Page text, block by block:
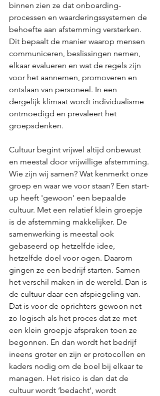
binnen zien ze dat onboarding-
processen en waarderingssystemen de
behoefte aan afstemming versterken.
Dit bepaalt de manier waarop mensen
communiceren, beslissingen nemen,
elkaar evalueren en wat de regels zijn
voor het aannemen, promoveren en
ontslaan van personeel. In een
dergelijk klimaat wordt individualisme
ontmoedigd en prevaleert het
groepsdenken.
Cultuur begint vrijwel altijd onbewust
en meestal door vrijwillige afstemming.
Wie zijn wij samen? Wat kenmerkt onze
groep en waar we voor staan? Een start-
up heeft 'gewoon' een bepaalde
cultuur. Met een relatief klein groepje
is de afstemming makkelijker. De
samenwerking is meestal ook
gebaseerd op hetzelfde idee,
hetzelfde doel voor ogen. Daarom
gingen ze een bedrijf starten. Samen
het verschil maken in de wereld. Dan is
de cultuur daar een afspiegeling van.
Dat is voor de oprichters gewoon net
zo logisch als het proces dat ze met
een klein groepje afspraken toen ze
begonnen. En dan wordt het bedrijf
ineens groter en zijn er protocollen en
kaders nodig om de boel bij elkaar te
managen. Het risico is dan dat de
cultuur wordt ‘bedacht’, wordt